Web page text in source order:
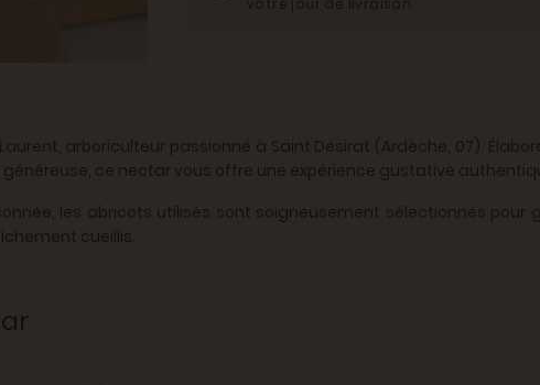
arboriculteur passionné à Saint Désirat (Ardèche, 07).
ce nectar vous offre une expérience gustative
les abricots utilisés sont soigneusement sélectionnés
cueillis.